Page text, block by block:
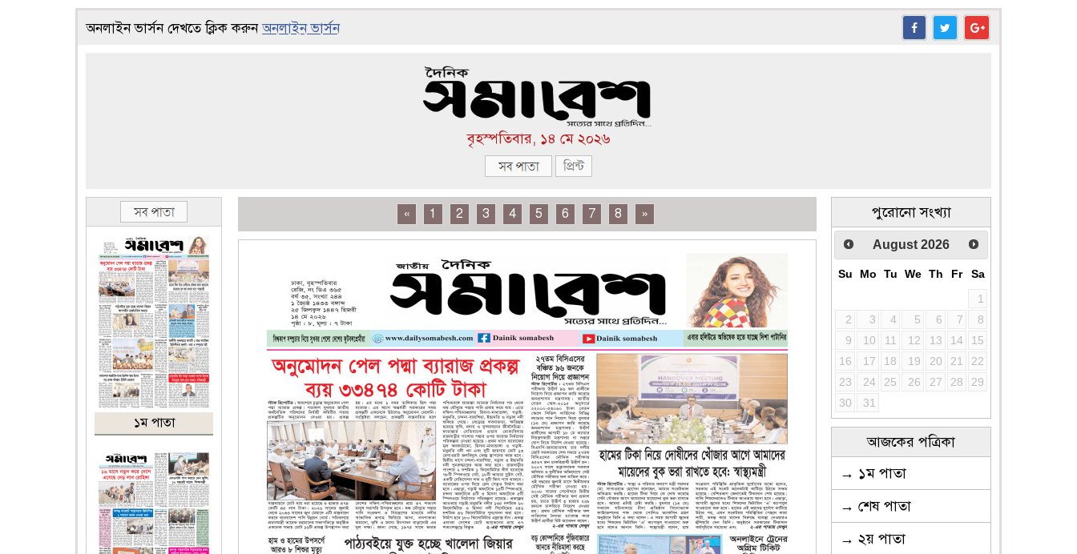
অনলাইন ভার্সন দেখতে ক্লিক করুনঅনলাইন ভার্সন
বৃহস্পতিবার, ১৪ মে ২০২৬
১ম পাতা
« 1 2 3 4 5 6 7 8 » পুরোনো সংখ্যা
August 2026
Su Mo Tu We Th Fr
Sa
1
2
3 4 5 6 7
8
9
10 11 12 13 14
15
16
17 18 19 20 21
22
23
24 25 26 27 28
29
30
31
আজকের পত্রিকা
→ ১ম পাতা
→ শেষ পাতা
→ ২য় পাতা